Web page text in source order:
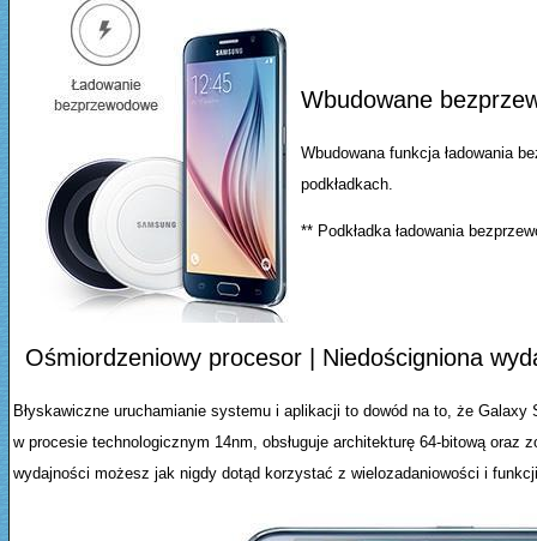
Wbudowane
Wbudowana funkcja ładowania
podkładkach.
** Podkładka ładowania
Ośmiordzeniowy procesor | Niedościgniona
Błyskawiczne uruchamianie systemu i aplikacji to dowód na to, że
w procesie technologicznym 14nm, obsługuje architekturę 64-bitową
wydajności możesz jak nigdy dotąd korzystać z wielozadaniowości i